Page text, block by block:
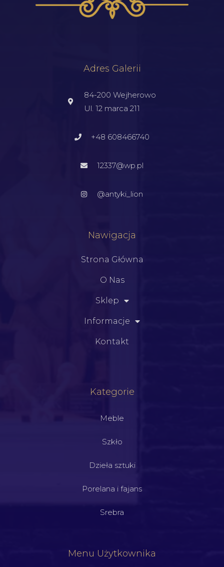
Adres Galerii
84-200 Wejherowo
Ul. 12 marca 211
+48 608466740
12337@wp.pl
@antyki_lion
Nawigacja
Strona Główna
O Nas
Sklep
Informacje
Kontakt
Kategorie
Meble
Szkło
Dzieła sztuki
Porelana i fajans
Srebra
Menu Użytkownika